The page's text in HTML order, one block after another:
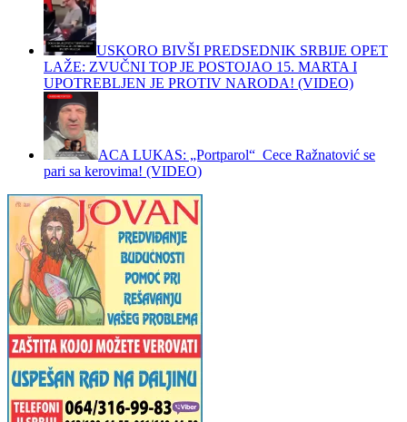
USKORO BIVŠI PREDSEDNIK SRBIJE OPET
LAŽE: ZVUČNI TOP JE POSTOJAO 15. MARTA I
UPOTREBLJEN JE PROTIV NARODA! (VIDEO)
ACA LUKAS: „Portparol“ Cece Ražnatović se
pari sa kerovima! (VIDEO)